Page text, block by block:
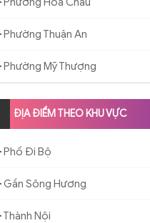
Phường Thuận An
Phường Mỹ Thượng
ĐỊA ĐIỂM THEO KHU VỰC
Phố Đi Bộ
Gần Sông Hương
Thành Nội